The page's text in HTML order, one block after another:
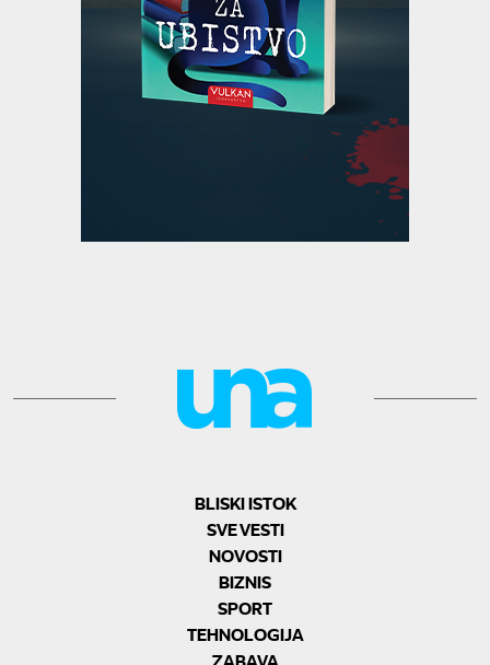
BLISKI ISTOK
SVE VESTI
NOVOSTI
BIZNIS
SPORT
TEHNOLOGIJA
ZABAVA